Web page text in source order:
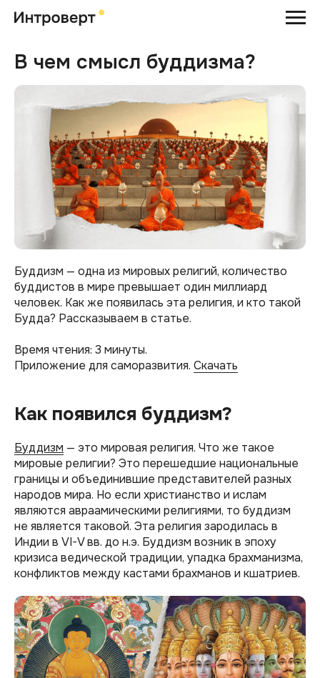
В чем смысл буддизма?
Буддизм — одна из мировых религий, количество
буддистов в мире превышает один миллиард
человек. Как же появилась эта религия, и кто такой
Будда? Рассказываем в статье.
Время чтения: 3 минуты.
Приложение для саморазвития. Скачать
Как появился буддизм?
Буддизм — это мировая религия. Что же такое
мировые религии? Это перешедшие национальные
границы и объединившие представителей разных
народов мира. Но если христианство и ислам
являются авраамическими религиями, то буддизм
не является таковой. Эта религия зародилась в
Индии в VI-V вв. до н.э. Буддизм возник в эпоху
кризиса ведической традиции, упадка брахманизма,
конфликтов между кастами брахманов и кшатриев.